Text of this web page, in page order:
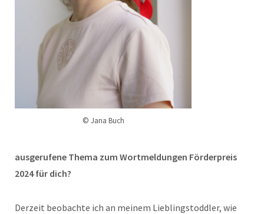
© Jana Buch
ausgerufene Thema zum Wortmeldungen Förderpreis
2024 für dich?
Derzeit beobachte ich an meinem Lieblingstoddler, wie